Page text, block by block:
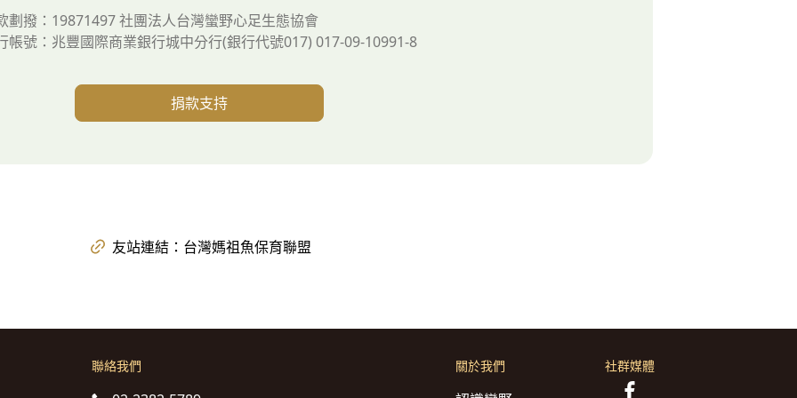
劃撥：19871497 社團法人台灣蠻野心足生態協會
帳號：兆豐國際商業銀行城中分行(銀行代號017) 017-09-10991-8
捐款支持
友站連結：台灣媽祖魚保育聯盟
聯絡我們 關於我們 社群媒體